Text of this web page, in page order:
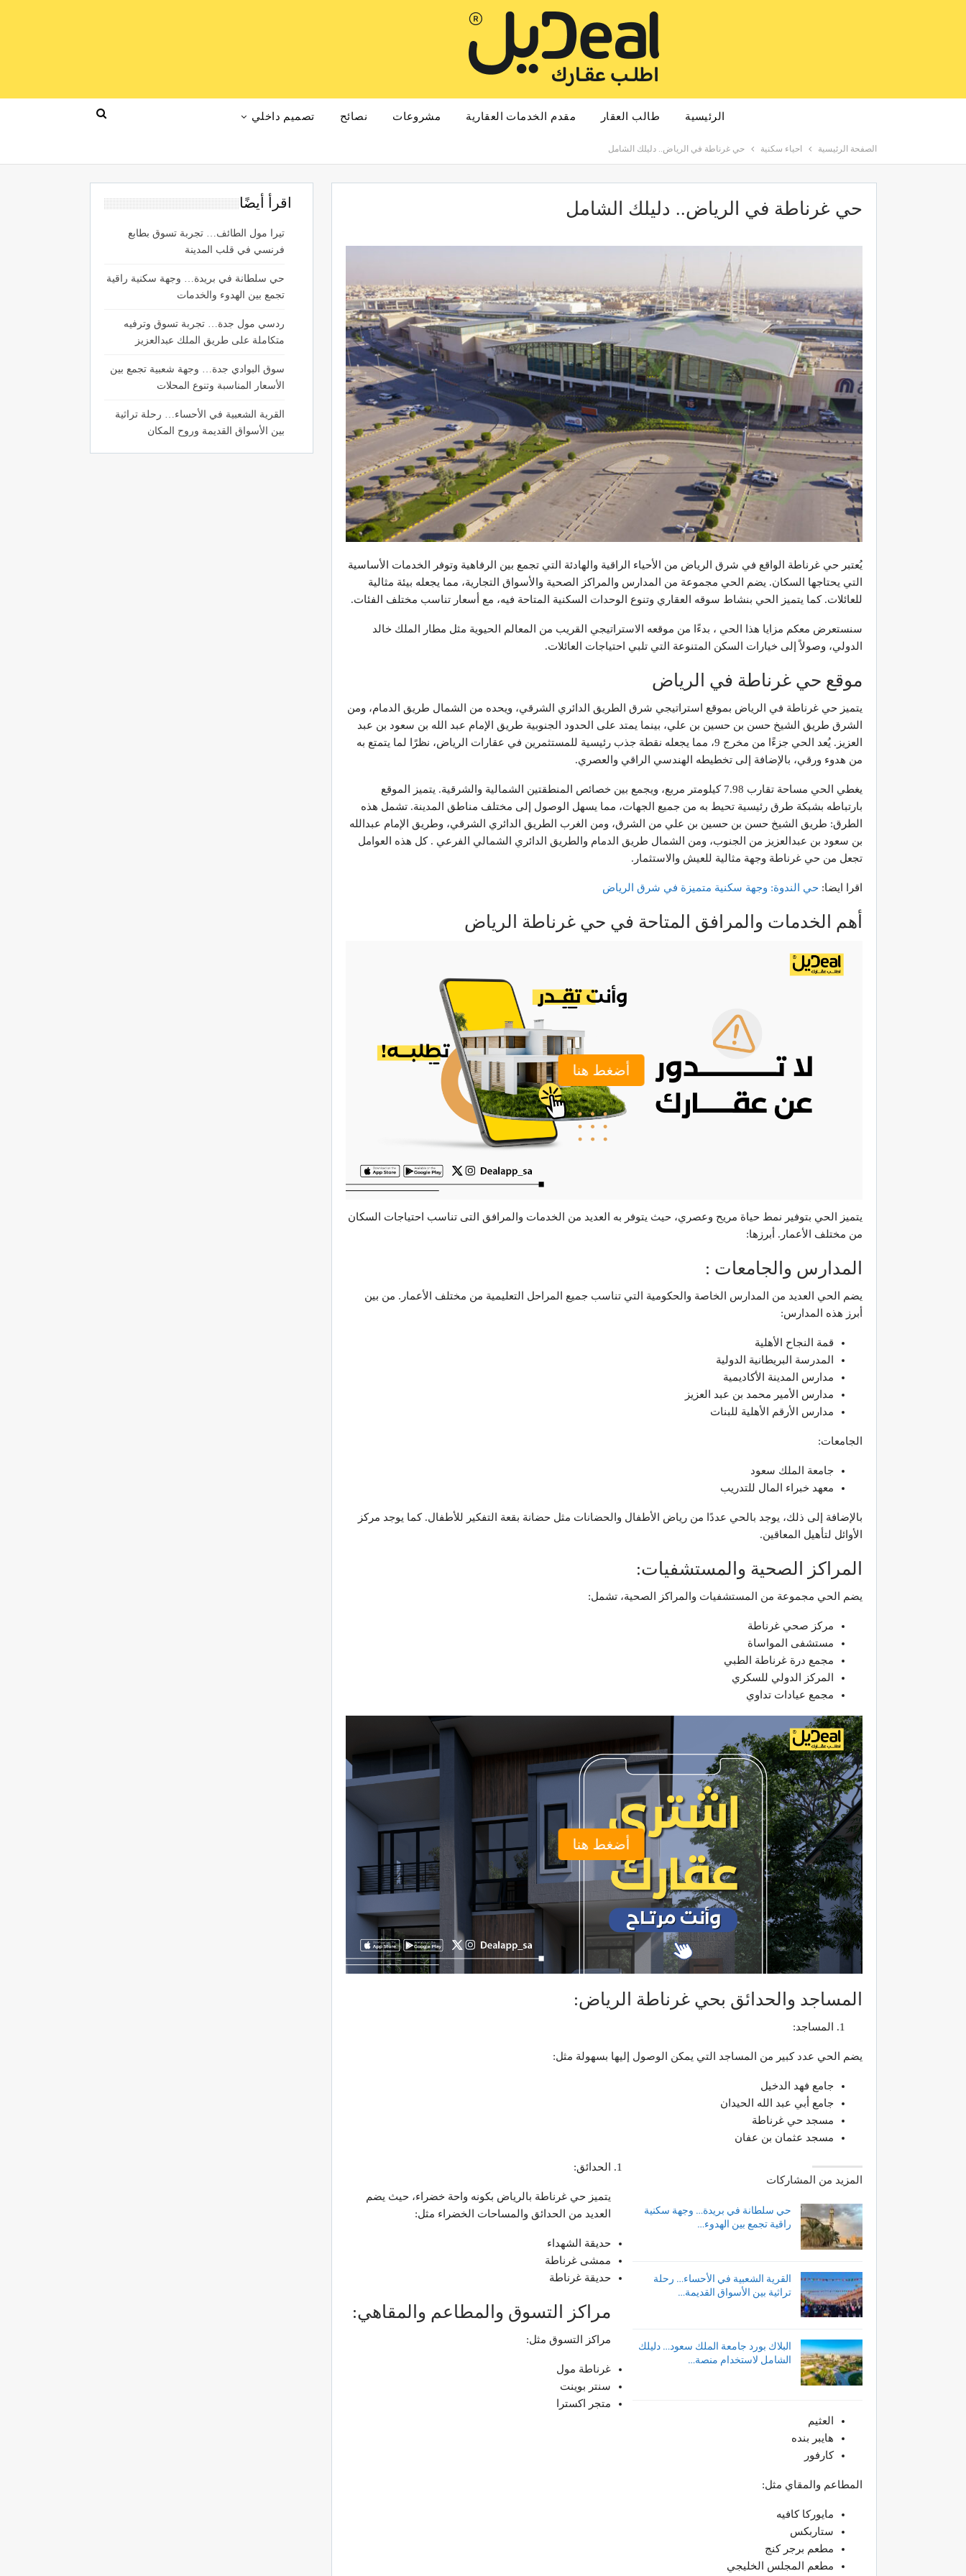
الرئيسية طالب العقار مقدم الخدمات العقارية مشروعات نصائح تصميم داخلي
الصفحة الرئيسية احياء سكنية حي غرناطة في الرياض.. دليلك الشامل
حي غرناطة في الرياض.. دليلك الشامل
يُعتبر حي غرناطة الواقع في شرق الرياض من الأحياء الراقية والهادئة التي تجمع بين الرفاهية وتوفر الخدمات الأساسية
التي يحتاجها السكان. يضم الحي مجموعة من المدارس والمراكز الصحية والأسواق التجارية، مما يجعله بيئة مثالية
للعائلات. كما يتميز الحي بنشاط سوقه العقاري وتنوع الوحدات السكنية المتاحة فيه، مع أسعار تناسب مختلف الفئات.
سنستعرض معكم مزايا هذا الحي ، بدءًا من موقعه الاستراتيجي القريب من المعالم الحيوية مثل مطار الملك خالد
الدولي، وصولاً إلى خيارات السكن المتنوعة التي تلبي احتياجات العائلات.
موقع حي غرناطة في الرياض
يتميز حي غرناطة في الرياض بموقع استراتيجي شرق الطريق الدائري الشرقي، ويحده من الشمال طريق الدمام، ومن
الشرق طريق الشيخ حسن بن حسين بن علي، بينما يمتد على الحدود الجنوبية طريق الإمام عبد الله بن سعود بن عبد
العزيز. يُعد الحي جزءًا من مخرج 9، مما يجعله نقطة جذب رئيسية للمستثمرين في عقارات الرياض، نظرًا لما يتمتع به
من هدوء ورقي، بالإضافة إلى تخطيطه الهندسي الراقي والعصري.
يغطي الحي مساحة تقارب 7.98 كيلومتر مربع، ويجمع بين خصائص المنطقتين الشمالية والشرقية. يتميز الموقع
بارتباطه بشبكة طرق رئيسية تحيط به من جميع الجهات، مما يسهل الوصول إلى مختلف مناطق المدينة. تشمل هذه
الطرق: طريق الشيخ حسن بن حسين بن علي من الشرق، ومن الغرب الطريق الدائري الشرقي، وطريق الإمام عبدالله
بن سعود بن عبدالعزيز من الجنوب، ومن الشمال طريق الدمام والطريق الدائري الشمالي الفرعي . كل هذه العوامل
تجعل من حي غرناطة وجهة مثالية للعيش والاستثمار.
اقرا ايضا:حي الندوة: وجهة سكنية متميزة في شرق الرياض
أهم الخدمات والمرافق المتاحة في حي غرناطة الرياض
أضغط هنا
يتميز الحي بتوفير نمط حياة مريح وعصري، حيث يتوفر به العديد من الخدمات والمرافق التى تناسب احتياجات السكان
من مختلف الأعمار. أبرزها:
المدارس والجامعات :
يضم الحي العديد من المدارس الخاصة والحكومية التي تناسب جميع المراحل التعليمية من مختلف الأعمار. من بين
أبرز هذه المدارس:
قمة النجاح الأهلية
المدرسة البريطانية الدولية
مدارس المدينة الأكاديمية
مدارس الأمير محمد بن عبد العزيز
مدارس الأرقم الأهلية للبنات
الجامعات:
جامعة الملك سعود
معهد خبراء المال للتدريب
بالإضافة إلى ذلك، يوجد بالحي عددًا من رياض الأطفال والحضانات مثل حضانة بقعة التفكير للأطفال. كما يوجد مركز
الأوائل لتأهيل المعاقين.
المراكز الصحية والمستشفيات:
يضم الحي مجموعة من المستشفيات والمراكز الصحية، تشمل:
مركز صحي غرناطة
مستشفى المواساة
مجمع درة غرناطة الطبي
المركز الدولي للسكري
مجمع عيادات تداوي
أضغط هنا
المساجد والحدائق بحي غرناطة الرياض:
المساجد:
يضم الحي عدد كبير من المساجد التي يمكن الوصول إليها بسهولة مثل:
جامع فهد الدخيل
جامع أبي عبد الله الحيدان
مسجد حي غرناطة
مسجد عثمان بن عفان
المزيد من المشاركات
حي سلطانة في بريدة… وجهة سكنية
راقية تجمع بين الهدوء…
القرية الشعبية في الأحساء… رحلة
تراثية بين الأسواق القديمة…
البلاك بورد جامعة الملك سعود… دليلك
الشامل لاستخدام منصة…
الحدائق:
يتميز حي غرناطة بالرياض بكونه واحة خضراء، حيث يضم
العديد من الحدائق والمساحات الخضراء مثل:
حديقة الشهداء
ممشى غرناطة
حديقة غرناطة
مراكز التسوق والمطاعم والمقاهي:
مراكز التسوق مثل:
غرناطة مول
سنتر بوينت
متجر اكسترا
العثيم
هايبر بنده
كارفور
المطاعم والمقاي مثل:
مايوركا كافيه
ستاربكس
مطعم برجر كنج
مطعم المجلس الخليجي
اقرأ أيضًا
تيرا مول الطائف… تجربة تسوق بطابع
فرنسي في قلب المدينة
حي سلطانة في بريدة… وجهة سكنية راقية
تجمع بين الهدوء والخدمات
ردسي مول جدة… تجربة تسوق وترفيه
متكاملة على طريق الملك عبدالعزيز
سوق البوادي جدة… وجهة شعبية تجمع بين
الأسعار المناسبة وتنوع المحلات
القرية الشعبية في الأحساء… رحلة تراثية
بين الأسواق القديمة وروح المكان